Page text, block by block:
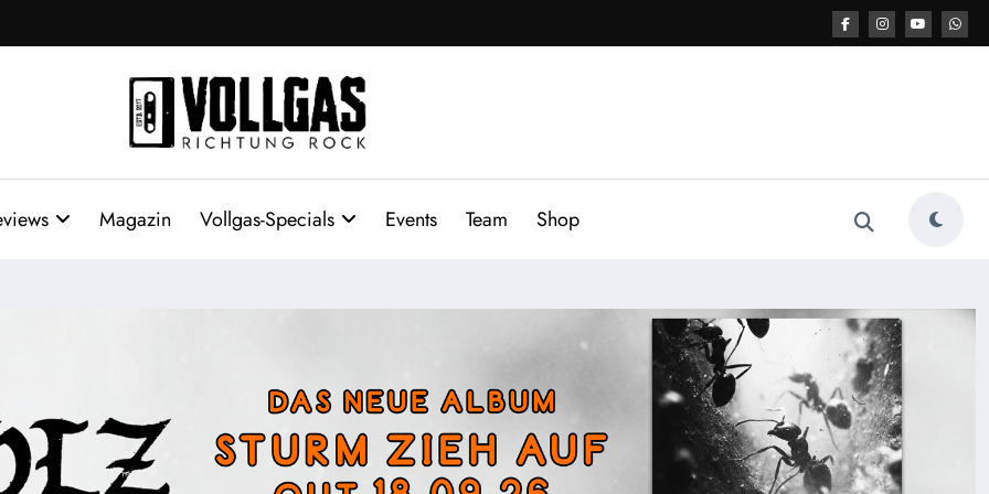
Magazin Vollgas-Specials Events Team Shop